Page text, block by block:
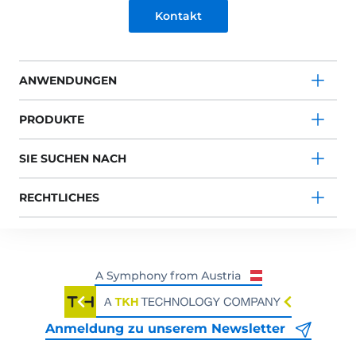
Kontakt
ANWENDUNGEN
PRODUKTE
SIE SUCHEN NACH
RECHTLICHES
Anmeldung zu unserem Newsletter